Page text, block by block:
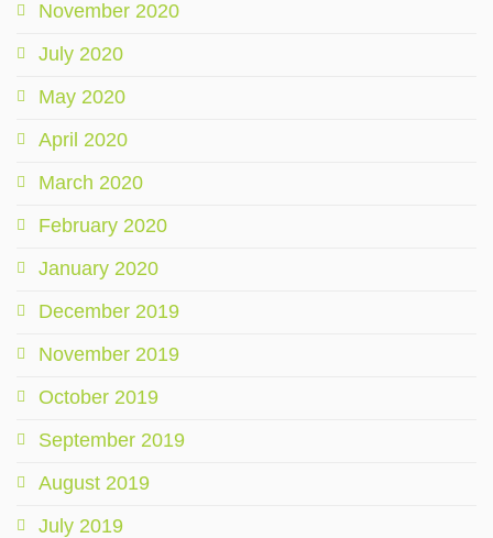
November 2020
July 2020
May 2020
April 2020
March 2020
February 2020
January 2020
December 2019
November 2019
October 2019
September 2019
August 2019
July 2019